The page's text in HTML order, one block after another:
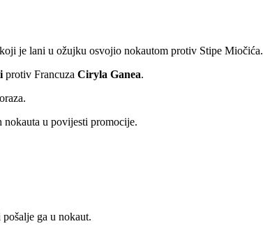
je lani u ožujku osvojio nokautom protiv Stipe Miočića.
protiv FrancuzaCiryla Ganea.
u povijesti promocije.
ga u nokaut.